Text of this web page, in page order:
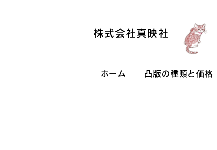
株式会社真映社
ホーム 凸版の種類と価格